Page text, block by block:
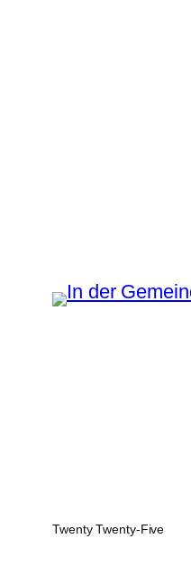
Twenty Twenty-Five